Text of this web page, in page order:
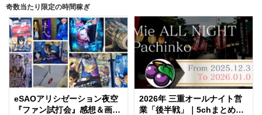
奇数当たり限定の時間稼ぎ
eSAOアリシゼーション夜空
『ファン試打会』感想＆画像
2026年 三重オールナイト営
業「後半戦」｜5chまとめ＆